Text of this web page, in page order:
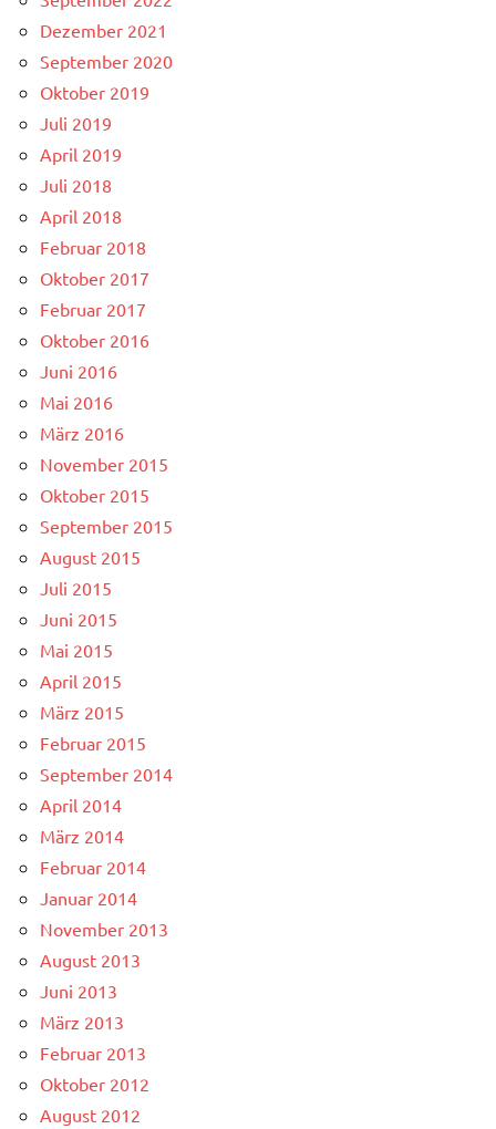
Dezember 2021
September 2020
Oktober 2019
Juli 2019
April 2019
Juli 2018
April 2018
Februar 2018
Oktober 2017
Februar 2017
Oktober 2016
Juni 2016
Mai 2016
März 2016
November 2015
Oktober 2015
September 2015
August 2015
Juli 2015
Juni 2015
Mai 2015
April 2015
März 2015
Februar 2015
September 2014
April 2014
März 2014
Februar 2014
Januar 2014
November 2013
August 2013
Juni 2013
März 2013
Februar 2013
Oktober 2012
August 2012